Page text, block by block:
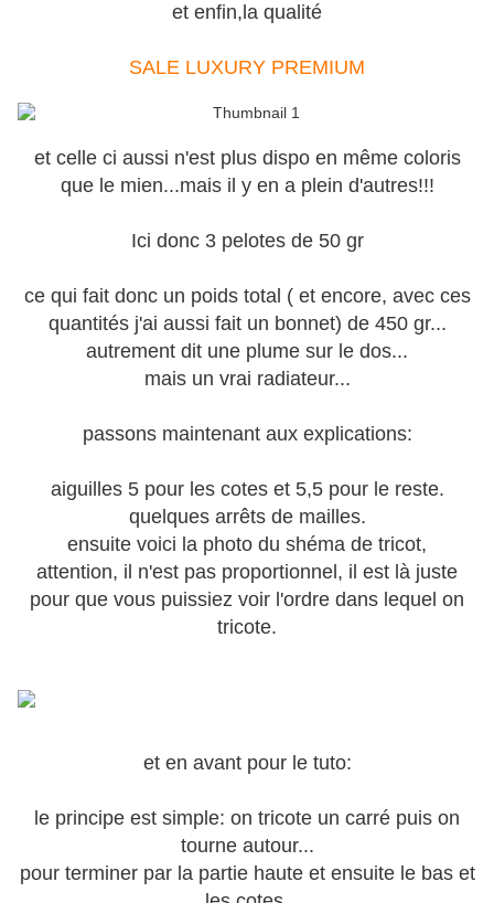
et enfin,la qualité
SALE LUXURY PREMIUM
et celle ci aussi n'est plus dispo en même coloris
que le mien...mais il y en a plein d'autres!!!
Ici donc 3 pelotes de 50 gr
ce qui fait donc un poids total ( et encore, avec ces
quantités j'ai aussi fait un bonnet) de 450 gr...
autrement dit une plume sur le dos...
mais un vrai radiateur...
passons maintenant aux explications:
aiguilles 5 pour les cotes et 5,5 pour le reste.
quelques arrêts de mailles.
ensuite voici la photo du shéma de tricot,
attention, il n'est pas proportionnel, il est là juste
pour que vous puissiez voir l'ordre dans lequel on
tricote.
et en avant pour le tuto:
le principe est simple: on tricote un carré puis on
tourne autour...
pour terminer par la partie haute et ensuite le bas et